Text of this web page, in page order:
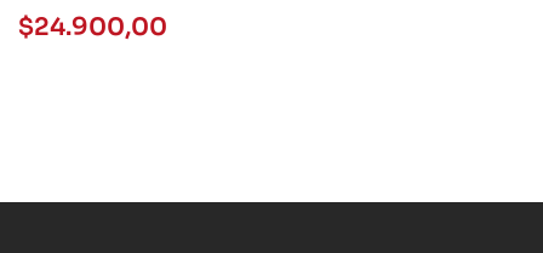
$24.900,00